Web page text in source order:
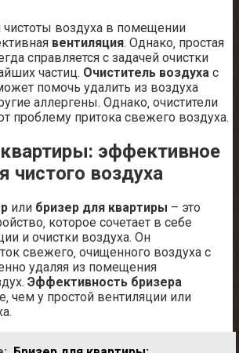
воздуха в помещении
вентиляция. Однако‚ простая
справляется с задачей очистки
частиц. Очиститель воздуха с
помочь удалить из воздуха
аллергены. Однако‚ очистители
проблему притока свежего воздуха.
эффективное
чистого воздуха
или бризер для квартиры – это
которое сочетает в себе
и очистки воздуха. Он
свежего‚ очищенного воздуха с
удаляя из помещения
Эффективность бризера
чем у простой вентиляции или